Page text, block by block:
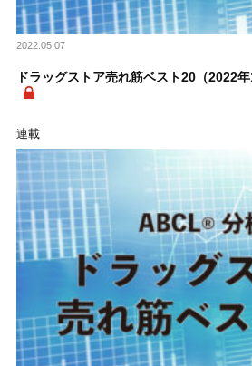
2022.05.07
ドラッグストア売れ筋ベスト20（2022
連載